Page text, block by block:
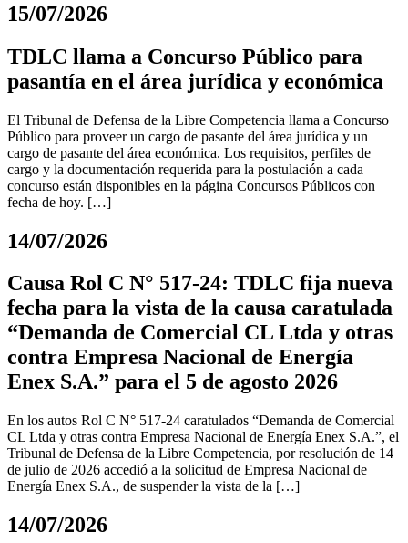
15/07/2026
TDLC llama a Concurso Público para
pasantía en el área jurídica y económica
El Tribunal de Defensa de la Libre Competencia llama a Concurso
Público para proveer un cargo de pasante del área jurídica y un
cargo de pasante del área económica. Los requisitos, perfiles de
cargo y la documentación requerida para la postulación a cada
concurso están disponibles en la página Concursos Públicos con
fecha de hoy. […]
14/07/2026
Causa Rol C N° 517-24: TDLC fija nueva
fecha para la vista de la causa caratulada
“Demanda de Comercial CL Ltda y otras
contra Empresa Nacional de Energía
Enex S.A.” para el 5 de agosto 2026
En los autos Rol C N° 517-24 caratulados “Demanda de Comercial
CL Ltda y otras contra Empresa Nacional de Energía Enex S.A.”, el
Tribunal de Defensa de la Libre Competencia, por resolución de 14
de julio de 2026 accedió a la solicitud de Empresa Nacional de
Energía Enex S.A., de suspender la vista de la […]
14/07/2026